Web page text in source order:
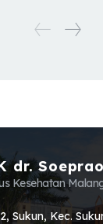
dr.
Kesehatan
Sukun, Kec.